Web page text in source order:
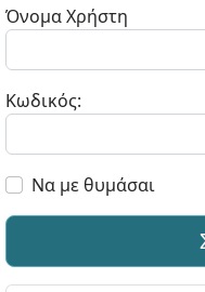
Όνομα Χρήστη
Κωδικός:
Να με θυμάσαι